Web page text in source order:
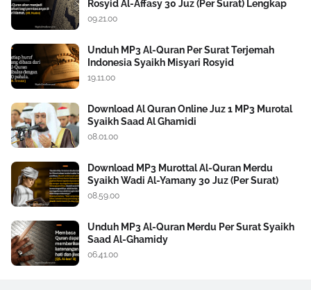
Rosyid Al-Affasy 30 Juz (Per Surat) Lengkap
09.21.00
Unduh MP3 Al-Quran Per Surat Terjemah
Indonesia Syaikh Misyari Rosyid
19.11.00
Download Al Quran Online Juz 1 MP3 Murotal
Syaikh Saad Al Ghamidi
08.01.00
Download MP3 Murottal Al-Quran Merdu
Syaikh Wadi Al-Yamany 30 Juz (Per Surat)
08.59.00
Unduh MP3 Al-Quran Merdu Per Surat Syaikh
Saad Al-Ghamidy
06.41.00